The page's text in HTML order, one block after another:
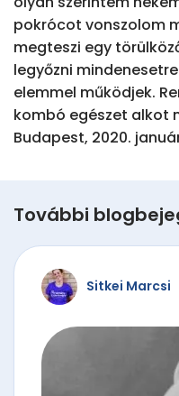
További
Sitkei Marcsi